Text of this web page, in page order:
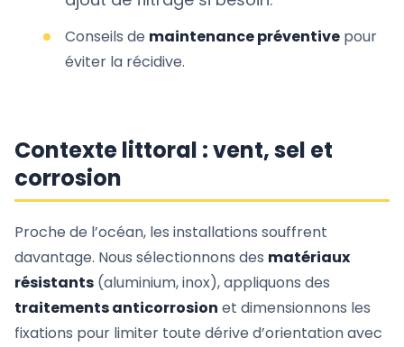
Conseils de maintenance préventive pour
éviter la récidive.
Contexte littoral : vent, sel et
corrosion
Proche de l’océan, les installations souffrent
davantage. Nous sélectionnons des matériaux
résistants (aluminium, inox), appliquons des
traitements anticorrosion et dimensionnons les
fixations pour limiter toute dérive d’orientation avec